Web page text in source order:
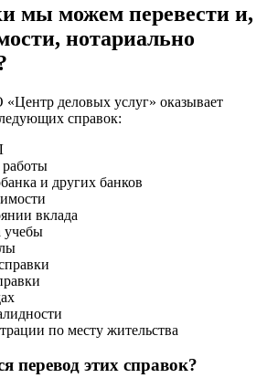
мы можем перевести и,
нотариально
деловых услуг» оказывает
справок:
работы
и других банков
вклада
учебы
по месту жительства
перевод этих справок?